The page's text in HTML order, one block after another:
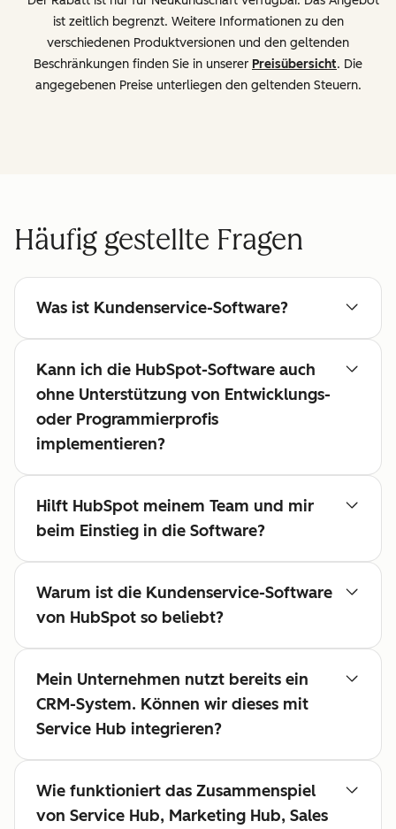
ist zeitlich begrenzt. Weitere Informationen zu den
verschiedenen Produktversionen und den geltenden
Beschränkungen finden Sie in unserer Preisübersicht. Die
angegebenen Preise unterliegen den geltenden Steuern.
Häufig gestellte Fragen
Was ist Kundenservice-Software?
Kann ich die HubSpot-Software auch
ohne Unterstützung von Entwicklungs-
oder Programmierprofis
implementieren?
Hilft HubSpot meinem Team und mir
beim Einstieg in die Software?
Warum ist die Kundenservice-Software
von HubSpot so beliebt?
Mein Unternehmen nutzt bereits ein
CRM-System. Können wir dieses mit
Service Hub integrieren?
Wie funktioniert das Zusammenspiel
von Service Hub, Marketing Hub, Sales